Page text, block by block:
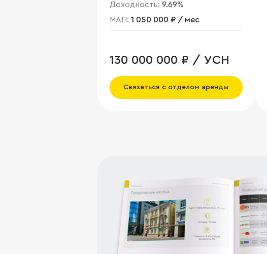
Доходность: 9.69%
МАП: 1 050 000 ₽ / мес
130 000 000 ₽ / УСН
Связаться с отделом аренды